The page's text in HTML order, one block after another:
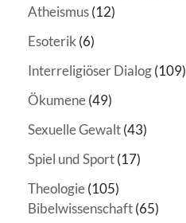
Atheismus(12)
Esoterik (6)
Interreligiöser Dialog(109)
Ökumene(49)
Sexuelle Gewalt(43)
Spiel und Sport(17)
Theologie(105)
Bibelwissenschaft(65)